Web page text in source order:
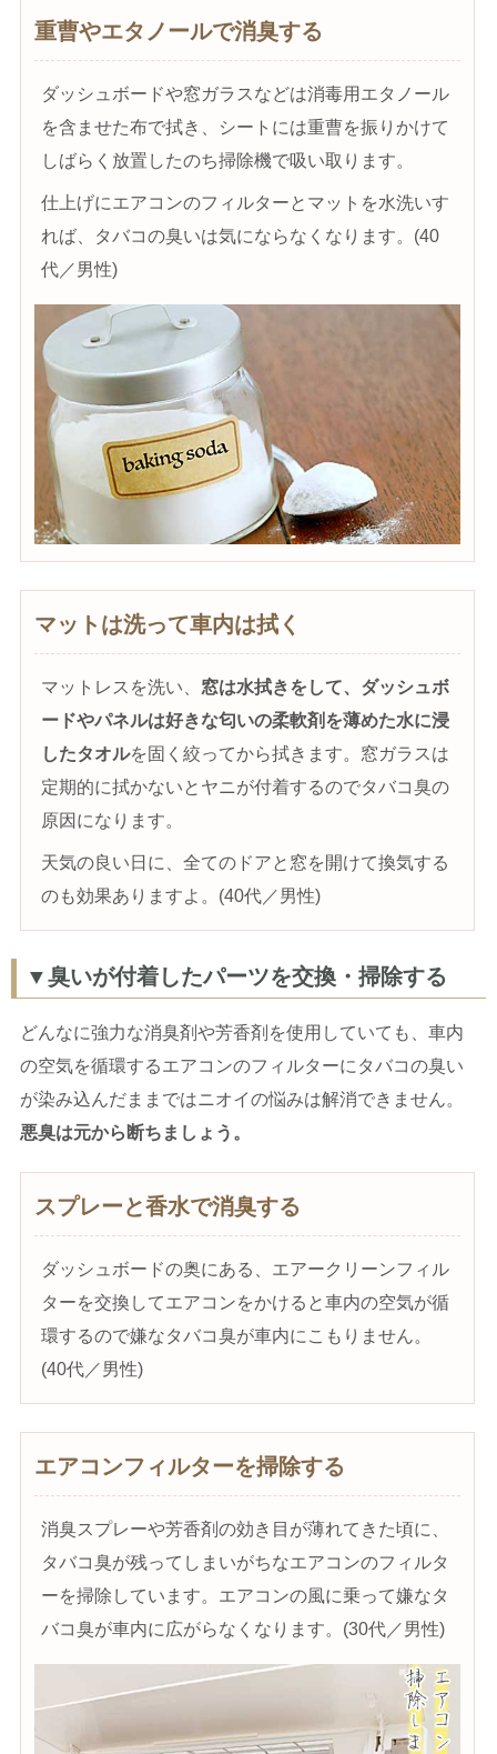
重曹やエタノールで消臭する
ダッシュボードや窓ガラスなどは消毒用エタノール
を含ませた布で拭き、シートには重曹を振りかけて
しばらく放置したのち掃除機で吸い取ります。
仕上げにエアコンのフィルターとマットを水洗いす
れば、タバコの臭いは気にならなくなります。(40
代／男性)
マットは洗って車内は拭く
マットレスを洗い、 窓は水拭きをして、ダッシュボ
ードやパネルは好きな匂いの柔軟剤を薄めた水に浸
したタオルを固く絞ってから拭きます。窓ガラスは
定期的に拭かないとヤニが付着するのでタバコ臭の
原因になります。
天気の良い日に、全てのドアと窓を開けて換気する
のも効果ありますよ。(40代／男性)
▼臭いが付着したパーツを交換・掃除する
どんなに強力な消臭剤や芳香剤を使用していても、車内
の空気を循環するエアコンのフィルターにタバコの臭い
が染み込んだままではニオイの悩みは解消できません。
悪臭は元から断ちましょう。
スプレーと香水で消臭する
ダッシュボードの奥にある、エアークリーンフィル
ターを交換してエアコンをかけると車内の空気が循
環するので嫌なタバコ臭が車内にこもりません。
(40代／男性)
エアコンフィルターを掃除する
消臭スプレーや芳香剤の効き目が薄れてきた頃に、
タバコ臭が残ってしまいがちなエアコンのフィルタ
ーを掃除しています。エアコンの風に乗って嫌なタ
バコ臭が車内に広がらなくなります。(30代／男性)